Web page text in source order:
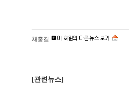
채홍길
[관련뉴스]